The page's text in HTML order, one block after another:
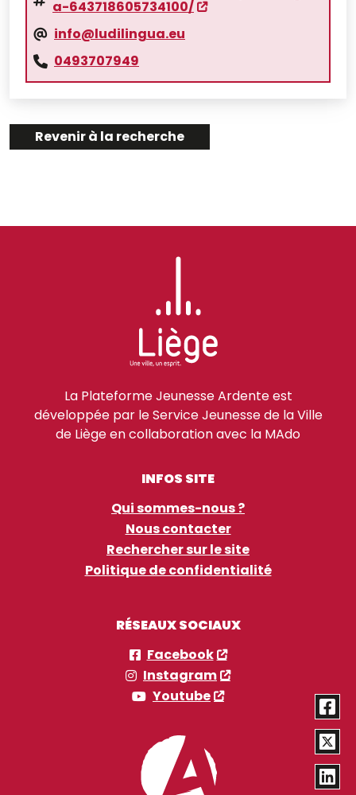
a-643718605734100/
info@ludilingua.eu
0493707949
Revenir à la recherche
La Plateforme Jeunesse Ardente est
développée par le Service Jeunesse de la Ville
de Liège en collaboration avec la MAdo
INFOS SITE
Qui sommes-nous ?
Nous contacter
Rechercher sur le site
Politique de confidentialité
RÉSEAUX SOCIAUX
Facebook
Instagram
Youtube